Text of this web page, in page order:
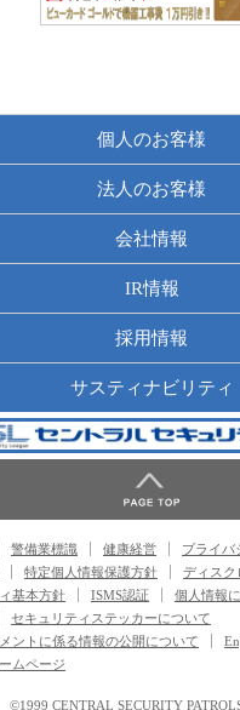
個人のお客様
法人のお客様
会社情報
IR情報
採用情報
サスティナビリティ
警備業標識 健康経営
プライバ
特定個人情報保護方針
ディスク
基本方針
ISMS認証
個人情報
セキュリティステッカーについて
ントに係る情報の公開について
ムページ
©1999 CENTRAL SECURITY